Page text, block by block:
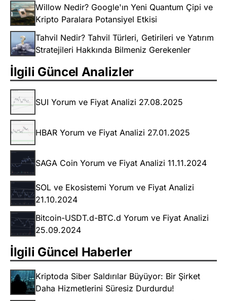
Willow Nedir? Google'ın Yeni Quantum Çipi ve
Kripto Paralara Potansiyel Etkisi
Tahvil Nedir? Tahvil Türleri, Getirileri ve Yatırım
Stratejileri Hakkında Bilmeniz Gerekenler
İlgili Güncel Analizler
SUI Yorum ve Fiyat Analizi 27.08.2025
HBAR Yorum ve Fiyat Analizi 27.01.2025
SAGA Coin Yorum ve Fiyat Analizi 11.11.2024
SOL ve Ekosistemi Yorum ve Fiyat Analizi
21.10.2024
Bitcoin-USDT.d-BTC.d Yorum ve Fiyat Analizi
25.09.2024
İlgili Güncel Haberler
Kriptoda Siber Saldırılar Büyüyor: Bir Şirket
Daha Hizmetlerini Süresiz Durdurdu!